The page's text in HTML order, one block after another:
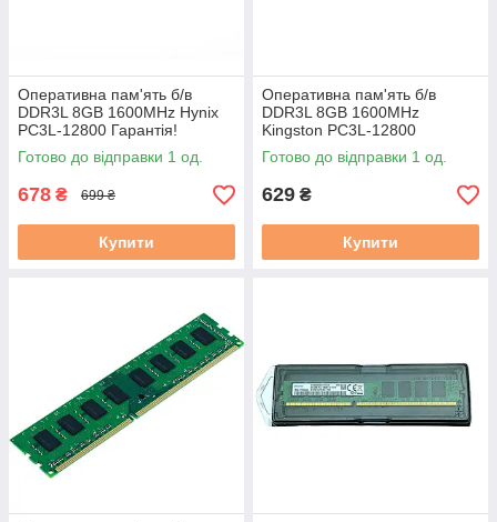
Оперативна пам'ять б/в
DDR3L 8GB 1600MHz Hynix
PC3L-12800 Гарантія!
Готово до відправки 1 од.
678 ₴ 699 ₴
Купити
Оперативна пам'ять б/в
DDR3L 8GB 1600MHz
Kingston PC3L-12800
Гарантія!
Готово до відправки 1 од.
629 ₴
Купити